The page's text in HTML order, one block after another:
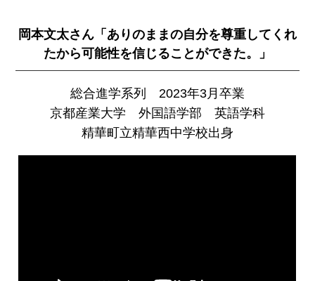
岡本文太さん「ありのままの自分を尊重してくれ
たから可能性を信じることができた。」
総合進学系列 2023年3月卒業
京都産業大学 外国語学部 英語学科
精華町立精華西中学校出身